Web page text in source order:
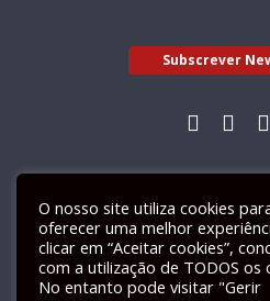
Subscrever
Livro de
GALILEU 2026 © Todos
O nosso site utiliza cookies
oferecer uma melhor
clicar em “Aceitar cookies”,
com a utilização de TODOS os
No entanto pode visitar "Gerir